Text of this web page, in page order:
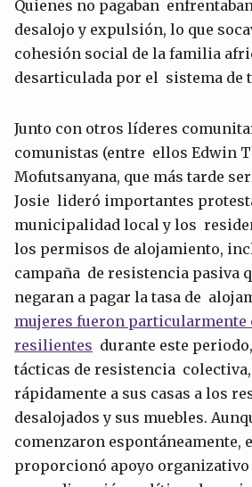
Quienes no pagaban
desalojo y expulsión, lo que
cohesión social de la familia
desarticulada por el sistema de
Junto con otros líderes
comunistas (entre ellos Edwin
Mofutsanyana, que más tarde
Josie lideró importantes
municipalidad local y los
los permisos de alojamiento,
campaña de resistencia pasiva
negaran a pagar la tasa de
mujeres fueron particularmente
resilientes durante este
tácticas de resistencia
rápidamente a sus casas a los
desalojados y sus muebles.
comenzaron espontáneamente,
proporcionó apoyo